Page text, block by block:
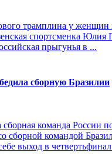
трамплина у
спортсменка
прыгунья в ...
сборную Бразилии
команда России
сборной командой
выход в